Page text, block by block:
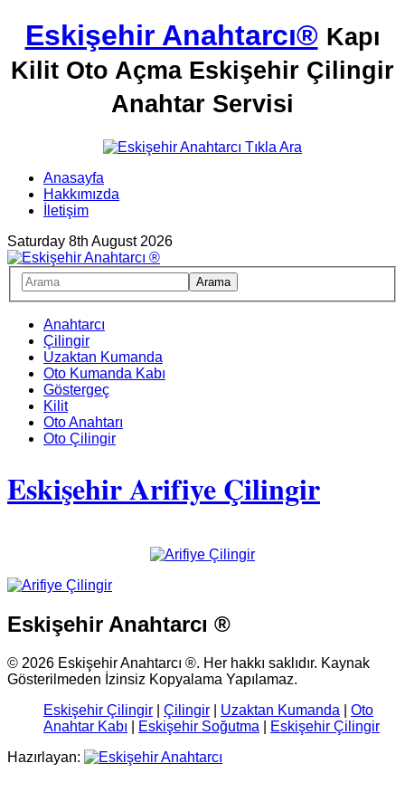
Eskişehir Anahtarcı® Kapı
Kilit Oto Açma Eskişehir Çilingir
Anahtar Servisi
Anasayfa
Hakkımızda
İletişim
Saturday 8th August 2026
Anahtarcı
Çilingir
Uzaktan Kumanda
Oto Kumanda Kabı
Göstergeç
Kilit
Oto Anahtarı
Oto Çilingir
Eskişehir Arifiye Çilingir
Eskişehir Anahtarcı ®
© 2026 Eskişehir Anahtarcı ®. Her hakkı saklıdır. Kaynak
Gösterilmeden İzinsiz Kopyalama Yapılamaz.
Eskişehir Çilingir
Çilingir Uzaktan Kumanda
Oto
Anahtar Kabı
Eskişehir Soğutma
Eskişehir Çilingir
Hazırlayan: